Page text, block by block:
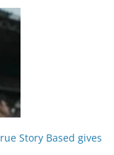
Story Based gives